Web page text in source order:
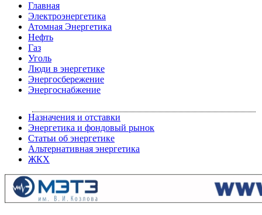
Главная
Электроэнергетика
Атомная Энергетика
Нефть
Газ
Уголь
Люди в энергетике
Энергосбережение
Энергоснабжение
Назначения и отставки
Энергетика и фондовый рынок
Статьи об энергетике
Альтернативная энергетика
ЖКХ